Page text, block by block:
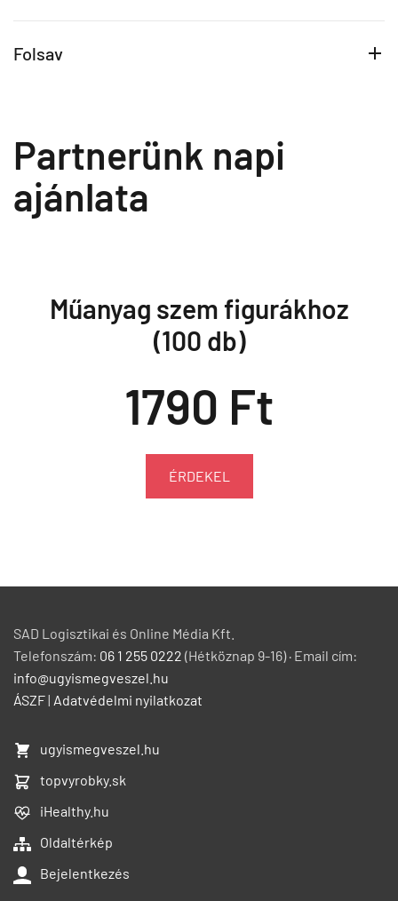
Folsav
Partnerünk napi
ajánlata
Műanyag szem figurákhoz
(100 db)
1790 Ft
ÉRDEKEL
SAD Logisztikai és Online Média Kft.
Telefonszám:06 1 255 0222(Hétköznap 9-16) · Email cím:
ÁSZF|Adatvédelmi nyilatkozat